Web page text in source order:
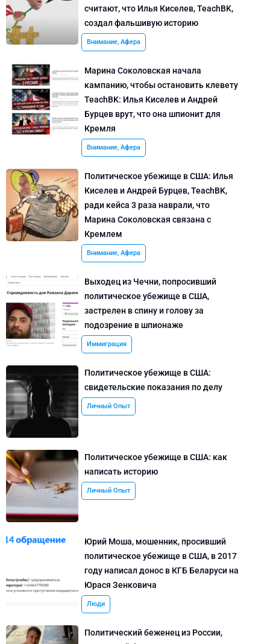
считают, что Илья Киселев, TeachBK,
создал фальшивую историю
Внимание, Афера
Марина Соколовская начала
кампанию, чтобы остановить клевету
TeachBK: Илья Киселев и Андрей
Бурцев врут, что она шпионит для
Кремля
Внимание, Афера
Политическое убежище в США: Илья
Киселев и Андрей Бурцев, TeachBK,
ради кейса 3 раза наврали, что
Марина Соколовская связана с
Кремлем
Внимание, Афера
Выходец из Чечни, попросивший
политическое убежище в США,
застрелен в спину и голову за
подозрение в шпионаже
Иммиграция
Политическое убежище в США:
свидетельские показания по делу
Личный Опыт
Политическое убежище в США: как
написать историю
Личный Опыт
Юрий Моша, мошенник, просивший
политическое убежище в США, в 2017
году написал донос в КГБ Беларуси на
Юрася Зенковича
Люди
Политический беженец из России,